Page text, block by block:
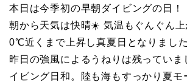
子
元
子
元
本日は今季初の早朝ダイビングの日！
朝から天気は快晴☀️ 気温もぐんぐん
0℃近くまで上昇し真夏日となりました
昨日の強風によるうねりは残っていま
イビング日和。陸も海もすっかり夏モ